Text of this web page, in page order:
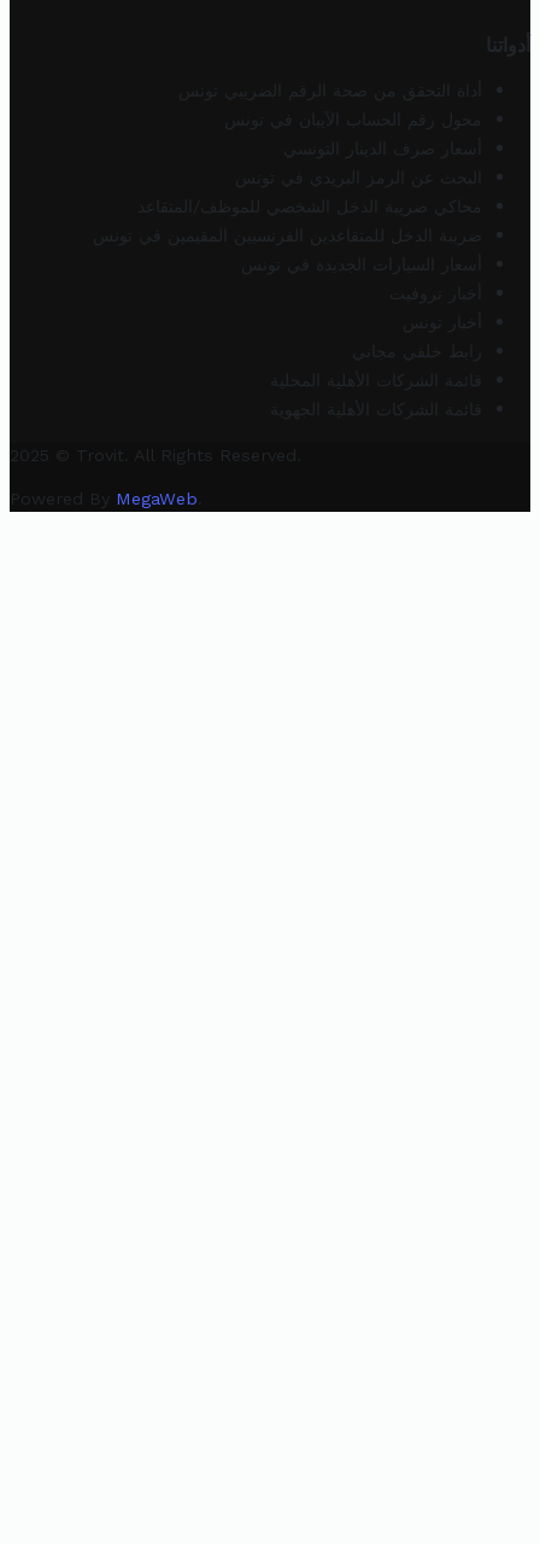
أدواتنا
أداة التحقق من صحة الرقم الضريبي تونس
محول رقم الحساب الآيبان في تونس
أسعار صرف الدينار التونسي
البحث عن الرمز البريدي في تونس
محاكي ضريبة الدخل الشخصي للموظف/المتقاعد
ضريبة الدخل للمتقاعدين الفرنسيين المقيمين في تونس
أسعار السيارات الجديدة في تونس
أخبار تروفيت
أخبار تونس
رابط خلفي مجاني
قائمة الشركات الأهلية المحلية
قائمة الشركات الأهلية الجهوية
2025 © Trovit. All Rights Reserved.
Powered By MegaWeb